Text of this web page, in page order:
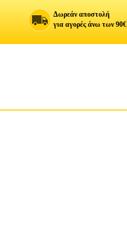
Δωρεάν αποστολή
για αγορές άνω των 90€